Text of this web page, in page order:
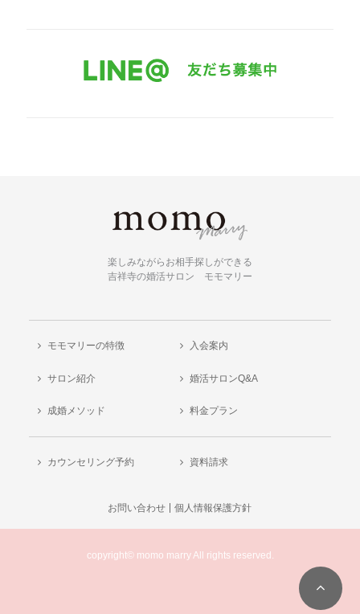
楽しみながらお相手探しができる
吉祥寺の婚活サロン モモマリー
モモマリーの特徴 入会案内
サロン紹介 婚活サロンQ&A
成婚メソッド 料金プラン
カウンセリング予約 資料請求
お問い合わせ 個人情報保護方針
copyright© momo marry All rights reserved.